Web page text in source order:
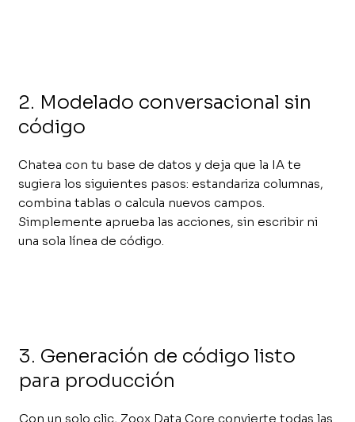
2. Modelado conversacional sin
código
Chatea con tu base de datos y deja que la IA te
sugiera los siguientes pasos: estandariza columnas,
combina tablas o calcula nuevos campos.
Simplemente aprueba las acciones, sin escribir ni
una sola línea de código.
3. Generación de código listo
para producción
Con un solo clic, Zoox Data Core convierte todas las